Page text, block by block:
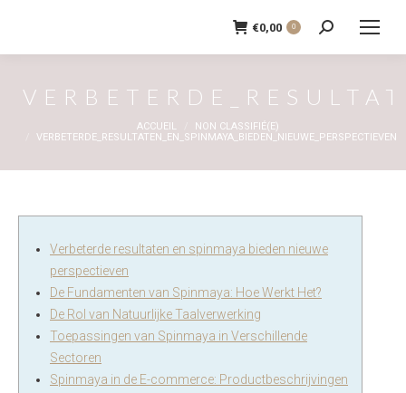
€0,00 0
Recherche
:
ACCUEIL
NON CLASSIFIÉ(E)
VERBETERDE_RESULTATEN_EN_SPINMAYA_BIEDEN_NIEUWE_PERSPECTIEVEN
Verbeterde resultaten en spinmaya bieden nieuwe
perspectieven
De Fundamenten van Spinmaya: Hoe Werkt Het?
De Rol van Natuurlijke Taalverwerking
Toepassingen van Spinmaya in Verschillende
Sectoren
Spinmaya in de E-commerce: Productbeschrijvingen